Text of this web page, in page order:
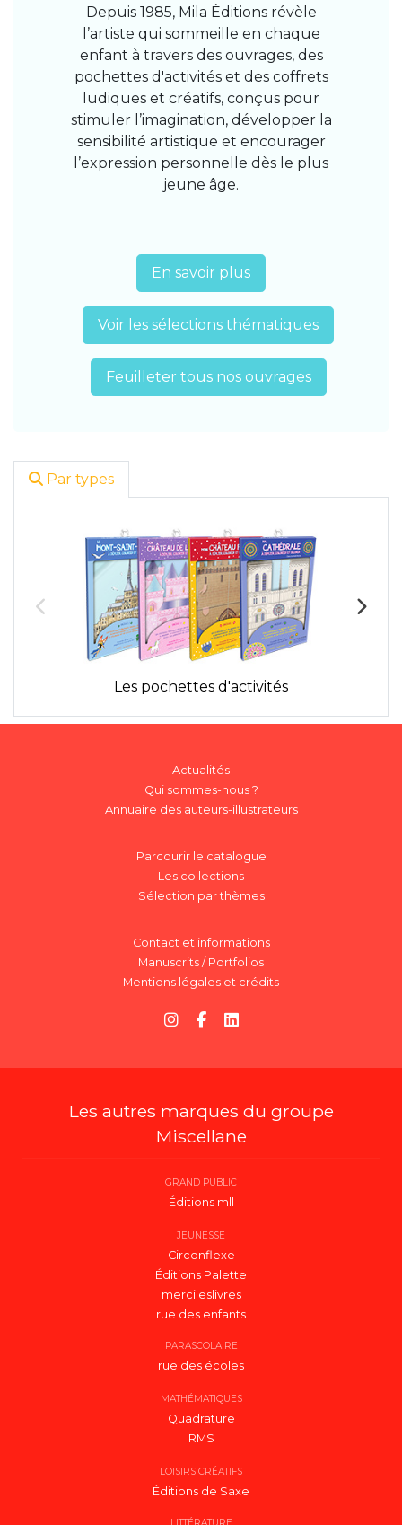
Depuis 1985, Mila Éditions révèle
l’artiste qui sommeille en chaque
enfant à travers des ouvrages, des
pochettes d'activités et des coffrets
ludiques et créatifs, conçus pour
stimuler l’imagination, développer la
sensibilité artistique et encourager
l’expression personnelle dès le plus
jeune âge.
En savoir plus
Voir les sélections thématiques
Feuilleter tous nos ouvrages
Par types
Les pochettes d'activités
Actualités
Qui sommes-nous ?
Annuaire des auteurs-illustrateurs
Parcourir le catalogue
Les collections
Sélection par thèmes
Contact et informations
Manuscrits / Portfolios
Mentions légales et crédits
Les autres marques du groupe
Miscellane
GRAND PUBLIC
Éditions mll
JEUNESSE
Circonflexe
Éditions Palette
mercileslivres
rue des enfants
PARASCOLAIRE
rue des écoles
MATHÉMATIQUES
Quadrature
RMS
LOISIRS CRÉATIFS
Éditions de Saxe